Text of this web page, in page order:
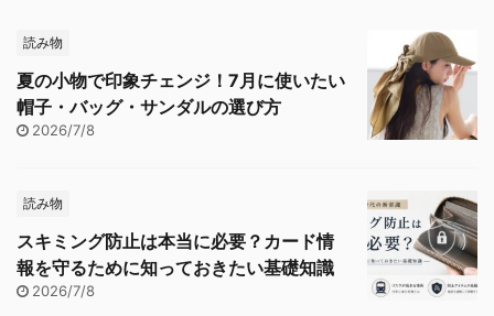
読み物
夏の小物で印象チェンジ！7月に使いたい
帽子・バッグ・サンダルの選び方
2026/7/8
読み物
スキミング防止は本当に必要？カード情
報を守るために知っておきたい基礎知識
2026/7/8